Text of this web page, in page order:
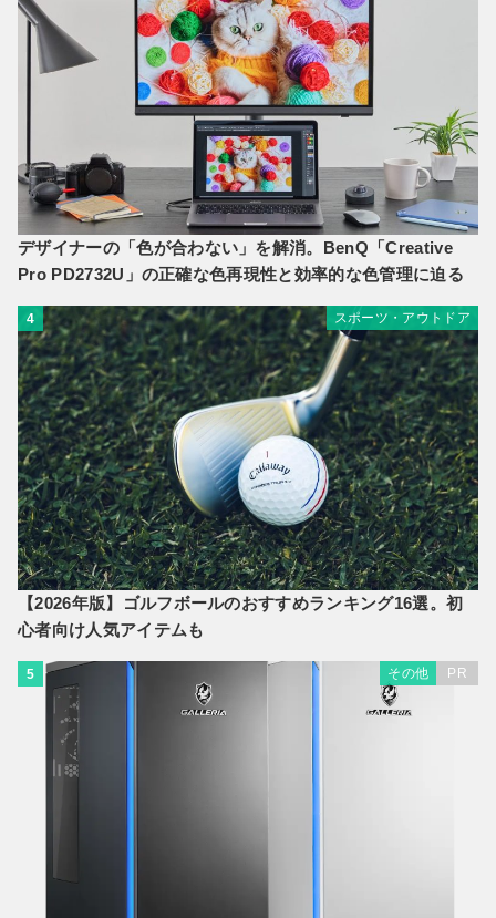
デザイナーの「色が合わない」を解消。BenQ「Creative
Pro PD2732U」の正確な色再現性と効率的な色管理に迫る
4 スポーツ・アウトドア
【2026年版】ゴルフボールのおすすめランキング16選。初
心者向け人気アイテムも
5 その他 PR